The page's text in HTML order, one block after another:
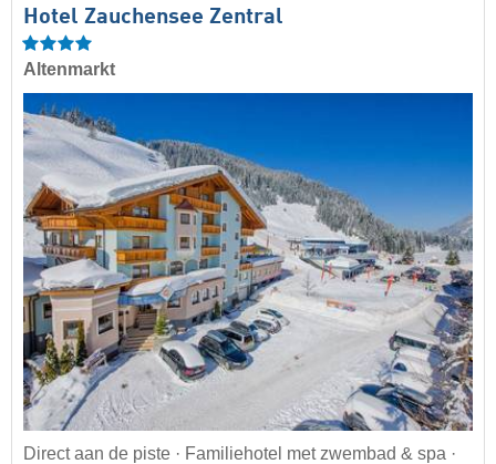
Hotel Zauchensee Zentral
Altenmarkt
Direct aan de piste · Familiehotel met zwembad & spa ·